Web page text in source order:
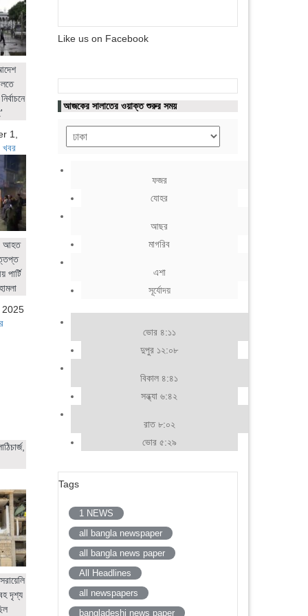
1,
খবর
আহত
পার্টি
2025
দৃশ্য
Like us on Facebook
আজকের সালাতের ওয়াক্ত শুরুর সময়
ফজর
যোহর
আছর
মাগরিব
এশা
সূর্যোদয়
ভোর ৪:১১
দুপুর ১২:০৮
বিকাল ৪:৪১
সন্ধ্যা ৬:৪২
রাত ৮:০২
ভোর ৫:২৯
Tags
1 NEWS
all bangla newspaper
all bangla news paper
All Headlines
all newspapers
bangladeshi news paper